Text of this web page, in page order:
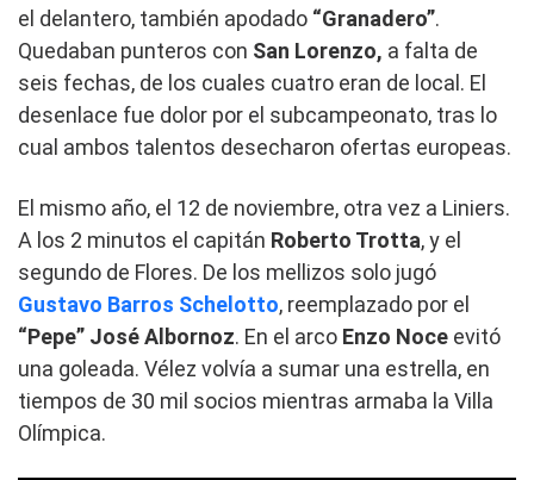
el delantero, también apodado “Granadero”.
Quedaban punteros con San Lorenzo, a falta de
seis fechas, de los cuales cuatro eran de local. El
desenlace fue dolor por el subcampeonato, tras lo
cual ambos talentos desecharon ofertas europeas.
El mismo año, el 12 de noviembre, otra vez a Liniers.
A los 2 minutos el capitán Roberto Trotta, y el
segundo de Flores. De los mellizos solo jugó
Gustavo Barros Schelotto, reemplazado por el
“Pepe” José Albornoz. En el arco Enzo Noce evitó
una goleada. Vélez volvía a sumar una estrella, en
tiempos de 30 mil socios mientras armaba la Villa
Olímpica.